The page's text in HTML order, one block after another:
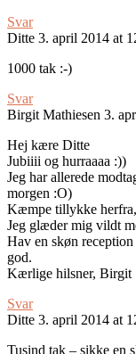
Svar
Ditte 3. april 2014 at
1000 tak :-)
Svar
Birgit Mathiesen 3.
Hej kære Ditte
Jubiiii og hurraaaa :))
Jeg har allerede
morgen :O)
Kæmpe tillykke
Jeg glæder mig vildt
Hav en skøn
god.
Kærlige hilsner, Birgit
Svar
Ditte 3. april 2014 at
Tusind tak – sikke en